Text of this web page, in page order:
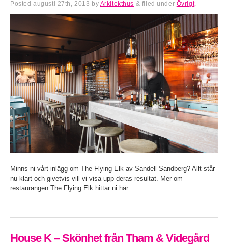
Postedaugusti 27th, 2013 by Arkitekthus & filed under Övrigt.
Minns ni vårt inlägg om The Flying Elk av Sandell Sandberg? Allt står
nu klart och givetvis vill vi visa upp deras resultat. Mer om
restaurangen The Flying Elk hittar ni här.
House K – Skönhet från Tham & Videgård